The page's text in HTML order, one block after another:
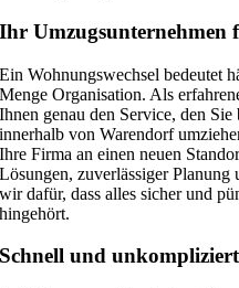
Ihr Umzugsunternehmen
Ein Wohnungswechsel bedeutet
Menge Organisation. Als
Ihnen genau den Service, den
innerhalb von Warendorf
Ihre Firma an einen neuen
Lösungen, zuverlässiger Planung
wir dafür, dass alles sicher und
hingehört.
Schnell und